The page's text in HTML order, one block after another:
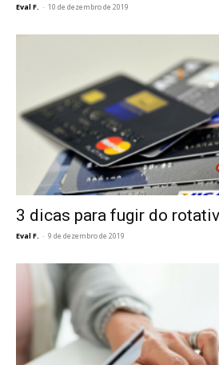
Eval F. - 10 de dezembro de 2019
3 dicas para fugir do
Eval F. - 9 de dezembro de 2019